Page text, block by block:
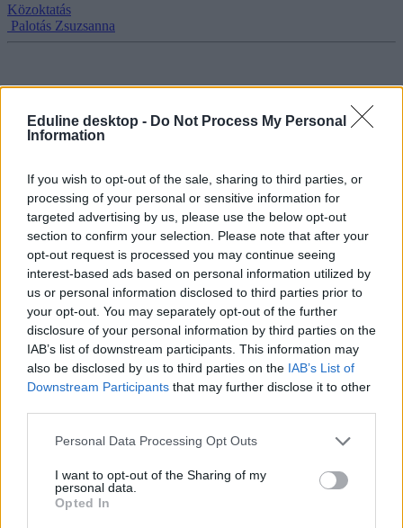
Eduline desktop - Do Not Process My Personal
Information
If you wish to opt-out of the sale, sharing to third parties, or
processing of your personal or sensitive information for
targeted advertising by us, please use the below opt-out
section to confirm your selection. Please note that after your
opt-out request is processed you may continue seeing
interest-based ads based on personal information utilized by
us or personal information disclosed to third parties prior to
your opt-out. You may separately opt-out of the further
disclosure of your personal information by third parties on the
IAB’s list of downstream participants. This information may
also be disclosed by us to third parties on the IAB’s List of
Downstream Participants that may further disclose it to other
Personal Data Processing Opt Outs
I want to opt-out of the Sharing of my
personal data.
Opted In
Közoktatás
Palotás Zsuzsanna
Hogyan kerekítik a félévi átlagot a közoktatásban?
Ezt kell tudnotok, ha kétes jegyre álltok félévkor.
Közoktatás
Gál Luca